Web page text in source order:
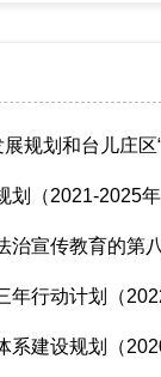
规划和台儿庄区
（2021-2025年
治宣传教育的第
年行动计划（
系建设规划（